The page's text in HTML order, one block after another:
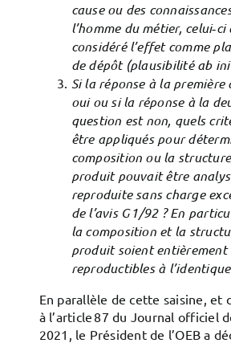
cause ou des
l’homme du métier,
considéré l’effet comme
de dépôt (plausibilité ab
Si la réponse à la première
oui ou si la réponse à la
question est non, quels
être appliqués pour
composition ou la
produit pouvait être
reproduite sans charge
de l’avis G 1/92 ? En
la composition et la
produit soient entièrement
reproductibles à
En parallèle de cette saisine, et
à l’article 87 du Journal officiel
2021, le Président de l’OEB a